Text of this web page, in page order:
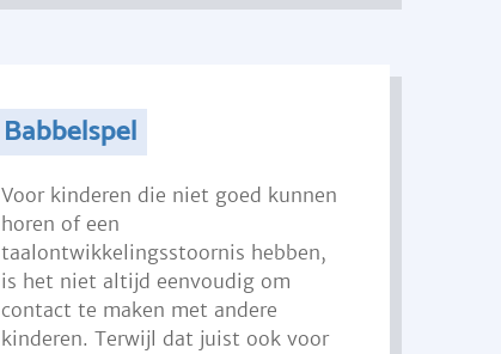
Babbelspel
Voor kinderen die niet goed kunnen
horen of een
taalontwikkelingsstoornis hebben,
is het niet altijd eenvoudig om
contact te maken met andere
kinderen. Terwijl dat juist ook voor